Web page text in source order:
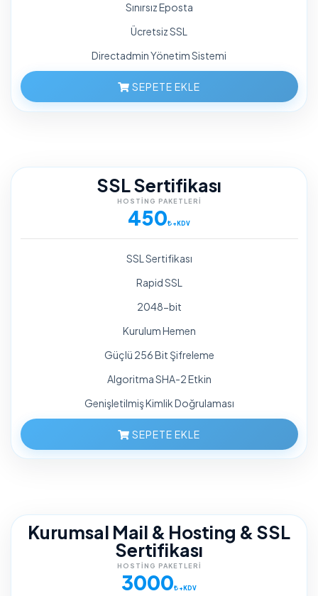
Sınırsız Eposta
Ücretsiz SSL
Directadmin Yönetim Sistemi
SEPETE EKLE
SSL Sertifikası
HOSTING PAKETLERI
450 +KDV
SSL Sertifikası
Rapid SSL
2048-bit
Kurulum Hemen
Güçlü 256 Bit Şifreleme
Algoritma SHA-2 Etkin
Genişletilmiş Kimlik Doğrulaması
SEPETE EKLE
Kurumsal Mail & Hosting & SSL
Sertifikası
HOSTING PAKETLERI
3000 +KDV